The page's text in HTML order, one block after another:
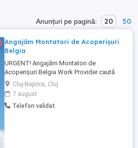
Anunțuri pe pagină: 20 50
Angajăm Montatori de Acoperișuri
Belgia
URGENT! Angajăm Montatori de
Acoperișuri Belgia Work Provider caută
muncitori în domeniul construcțiilor,
specializați în montajul acoperișurilor.
Dacă ai experiență, sau esti dornic sa
inveti ai seriozitate și nu te temi de
Cluj-Napoca, Cluj
7 august
Telefon validat